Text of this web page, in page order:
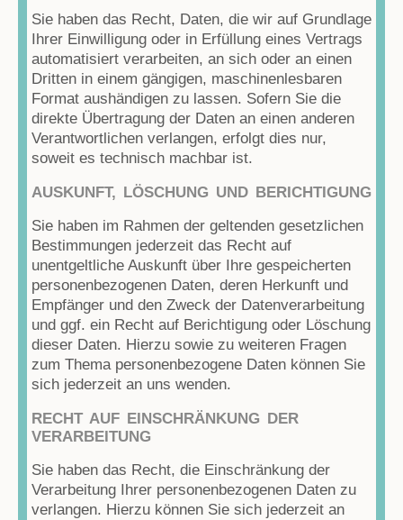
Sie haben das Recht, Daten, die wir auf Grundlage
Ihrer Einwilligung oder in Erfüllung eines Vertrags
automatisiert verarbeiten, an sich oder an einen
Dritten in einem gängigen, maschinenlesbaren
Format aushändigen zu lassen. Sofern Sie die
direkte Übertragung der Daten an einen anderen
Verantwortlichen verlangen, erfolgt dies nur,
soweit es technisch machbar ist.
AUSKUNFT, LÖSCHUNG UND BERICHTIGUNG
Sie haben im Rahmen der geltenden gesetzlichen
Bestimmungen jederzeit das Recht auf
unentgeltliche Auskunft über Ihre gespeicherten
personenbezogenen Daten, deren Herkunft und
Empfänger und den Zweck der Datenverarbeitung
und ggf. ein Recht auf Berichtigung oder Löschung
dieser Daten. Hierzu sowie zu weiteren Fragen
zum Thema personenbezogene Daten können Sie
sich jederzeit an uns wenden.
RECHT AUF EINSCHRÄNKUNG DER
VERARBEITUNG
Sie haben das Recht, die Einschränkung der
Verarbeitung Ihrer personenbezogenen Daten zu
verlangen. Hierzu können Sie sich jederzeit an